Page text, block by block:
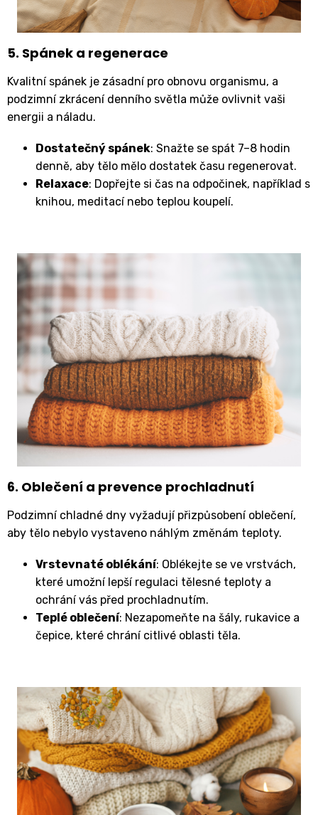
5. Spánek a regenerace
Kvalitní spánek je zásadní pro obnovu organismu, a
podzimní zkrácení denního světla může ovlivnit vaši
energii a náladu.
Dostatečný spánek: Snažte se spát 7–8 hodin
denně, aby tělo mělo dostatek času regenerovat.
Relaxace: Dopřejte si čas na odpočinek, například s
knihou, meditací nebo teplou koupelí.
6. Oblečení a prevence prochladnutí
Podzimní chladné dny vyžadují přizpůsobení oblečení,
aby tělo nebylo vystaveno náhlým změnám teploty.
Vrstevnaté oblékání: Oblékejte se ve vrstvách,
které umožní lepší regulaci tělesné teploty a
ochrání vás před prochladnutím.
Teplé oblečení: Nezapomeňte na šály, rukavice a
čepice, které chrání citlivé oblasti těla.